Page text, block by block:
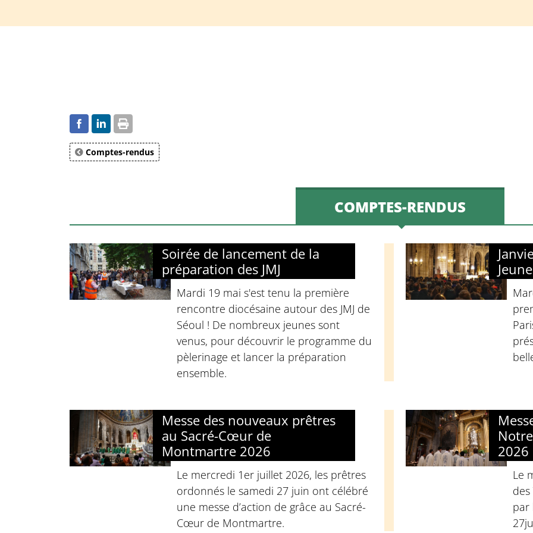
Comptes-rendus
COMPTES-RENDUS
Soirée de lancement de la
préparation des JMJ
Mardi 19 mai s'est tenu la première
rencontre diocésaine autour des JMJ de
Séoul ! De nombreux jeunes sont
venus, pour découvrir le programme du
pèlerinage et lancer la préparation
ensemble.
Messe des nouveaux prêtres
au Sacré-Cœur de
Montmartre 2026
Le mercredi 1er juillet 2026, les prêtres
ordonnés le samedi 27 juin ont célébré
une messe d’action de grâce au Sacré-
Cœur de Montmartre.
2026
Le
par